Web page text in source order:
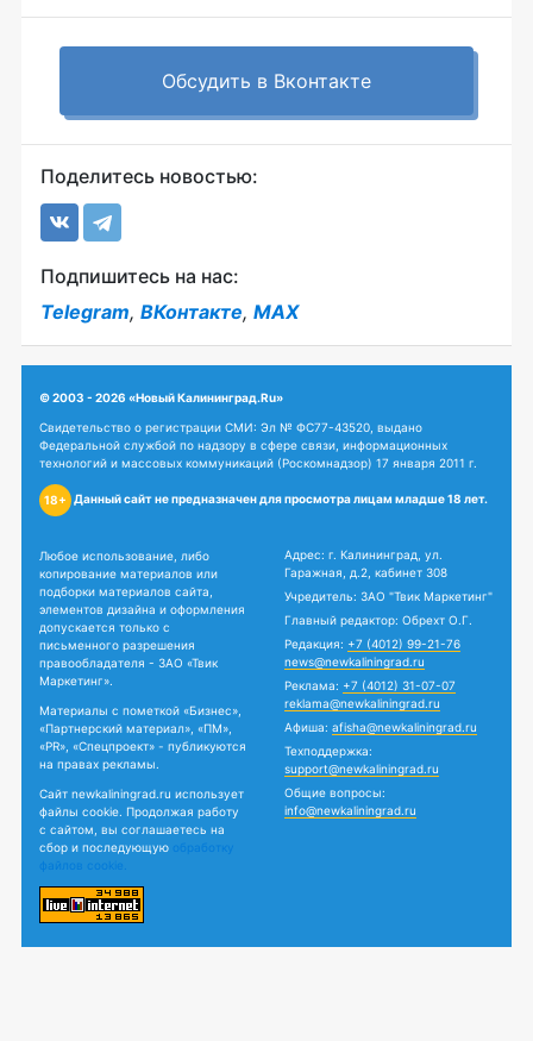
Обсудить в Вконтакте
Поделитесь новостью:
Подпишитесь на нас:
Telegram, ВКонтакте, MAX
© 2003 - 2026 «Новый Калининград.Ru»
Свидетельство о регистрации СМИ: Эл № ФС77-43520, выдано
Федеральной службой по надзору в сфере связи, информационных
технологий и массовых коммуникаций (Роскомнадзор) 17 января 2011 г.
18+ Данный сайт не предназначен для просмотра лицам младше 18 лет.
Любое использование, либо
копирование материалов или
подборки материалов сайта,
элементов дизайна и оформления
допускается только с
письменного разрешения
правообладателя - ЗАО «Твик
Маркетинг».
Материалы с пометкой «Бизнес»,
«Партнерский материал», «ПМ»,
«PR», «Спецпроект» - публикуются
на правах рекламы.
Сайт newkaliningrad.ru использует
файлы cookie. Продолжая работу
с сайтом, вы соглашаетесь на
сбор и последующую обработку
файлов cookie.
Адрес: г. Калининград, ул.
Гаражная, д.2, кабинет 308
Учредитель: ЗАО "Твик Маркетинг"
Главный редактор: Обрехт О.Г.
Редакция: +7 (4012) 99-21-76
news@newkaliningrad.ru
Реклама: +7 (4012) 31-07-07
reklama@newkaliningrad.ru
Афиша: afisha@newkaliningrad.ru
Техподдержка:
support@newkaliningrad.ru
Общие вопросы:
info@newkaliningrad.ru